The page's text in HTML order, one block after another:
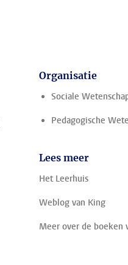
Organisatie
Sociale
Pedagogische
Lees meer
Het Leerhuis
Weblog van King
Meer over de boeken